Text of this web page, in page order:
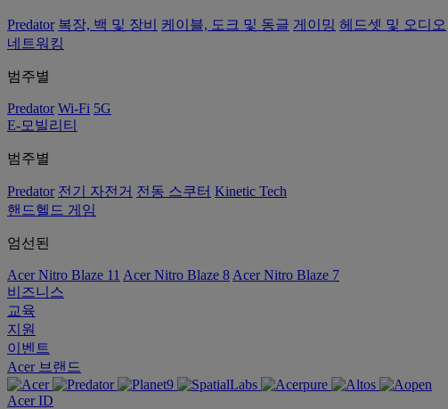
Predator 복장, 백 및 장비 케이블, 도크 및 동글 게이밍 헤드셋 및 오디오
네트워킹
범주별
Predator Wi-Fi 5G
E-모빌리티
범주별
Predator 전기 자전거 전동 스쿠터 Kinetic Tech
핸드헬드 게임
엄선된
Acer Nitro Blaze 11 Acer Nitro Blaze 8 Acer Nitro Blaze 7
비즈니스
교육
지원
이벤트
Acer 브랜드
Acer ID